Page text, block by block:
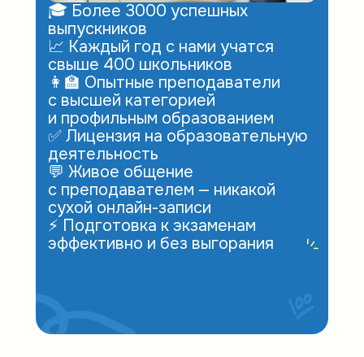
🎓 Более 3000 успешных
выпускников
📈 Каждый год с нами учатся
свыше 400 школьников
👩‍🏫 Опытные преподаватели
с высшей категорией
и профильным образованием
✅ Лицензия на образовательную
деятельность
💬 Живое общение
с преподавателем — никакой
сухой онлайн-записи
⚡ Подготовка к экзаменам
эффективно и без выгорания